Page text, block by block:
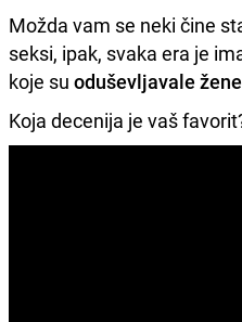
Možda vam se neki čine
seksi, ipak, svaka era je
koje su oduševljavale
Koja decenija je vaš